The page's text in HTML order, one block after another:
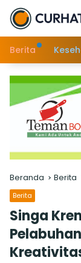
Langsung
konten
Berita
Beranda Berita
Berita
Singa